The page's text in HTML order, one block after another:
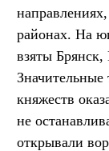
районах. На
взяты Брянск,
княжеств
не
открывали